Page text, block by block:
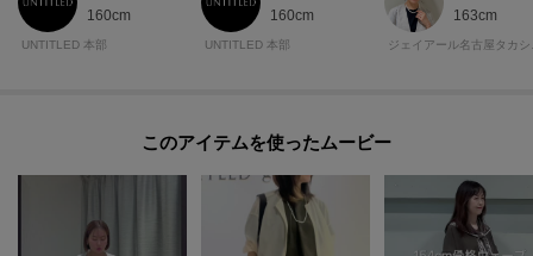
160cm
UNTITLED 本部
160cm
UNTITLED 本部
163cm
このアイテムを使ったムービー